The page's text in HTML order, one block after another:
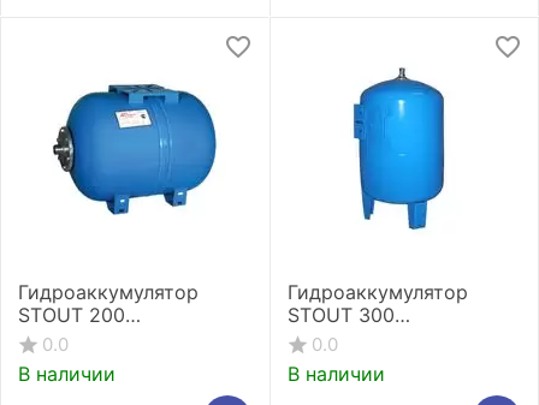
Гидроаккумулятор
STOUT 200
горизонтальный
0.0
В наличии
Гидроаккумулятор
STOUT 300
вертикальный
0.0
В наличии